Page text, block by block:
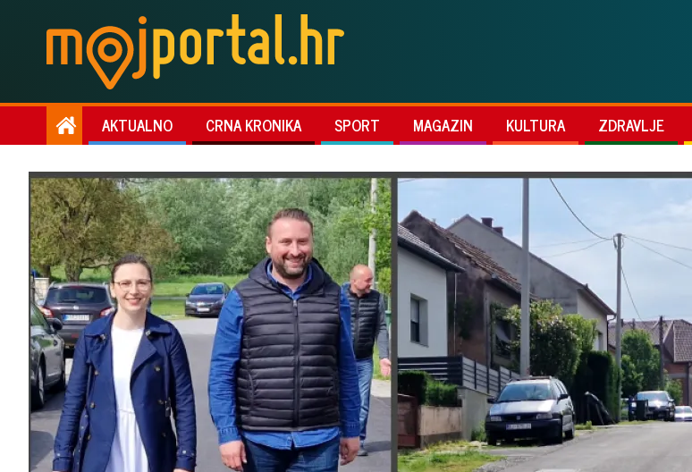
AKTUALNO CRNA KRONIKA SPORT MAGAZIN KULTURA ZDRAVLJE